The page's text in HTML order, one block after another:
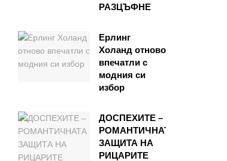
РАЗЦЪФНЕ
Ерлинг
Холанд отново
впечатли с
модния си
избор
ДОСПЕХИТЕ –
РОМАНТИЧНАТА
ЗАЩИТА НА
РИЦАРИТЕ